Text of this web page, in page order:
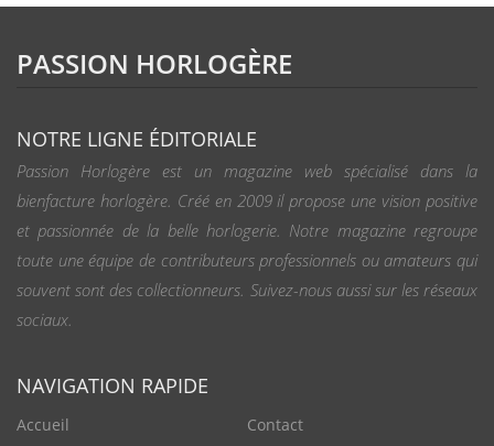
PASSION HORLOGÈRE
NOTRE LIGNE ÉDITORIALE
Passion Horlogère est un magazine web spécialisé dans la
bienfacture horlogère. Créé en 2009 il propose une vision positive
et passionnée de la belle horlogerie. Notre magazine regroupe
toute une équipe de contributeurs professionnels ou amateurs qui
souvent sont des collectionneurs. Suivez-nous aussi sur les réseaux
sociaux.
NAVIGATION RAPIDE
Accueil Contact